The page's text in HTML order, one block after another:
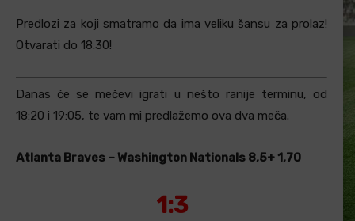
Predlozi za koji smatramo da ima veliku šansu za prolaz!
Otvarati do 18:30!
Danas će se mečevi igrati u nešto ranije terminu, od
18:20 i 19:05, te vam mi predlažemo ova dva meča.
Atlanta Braves – Washington Nationals 8,5+ 1,70
1:3